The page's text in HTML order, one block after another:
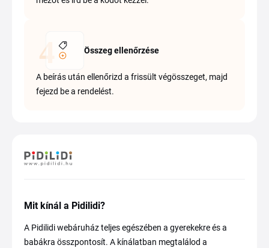
Összeg ellenőrzése
A beírás után ellenőrizd a frissült végösszeget, majd
fejezd be a rendelést.
Mit kínál a Pidilidi?
A Pidilidi webáruház teljes egészében a gyerekekre és a
babákra összpontosít. A kínálatban megtalálod a